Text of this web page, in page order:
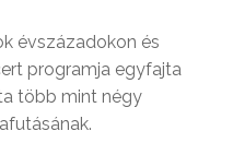
évszázadokon és
programja egyfajta
több mint négy